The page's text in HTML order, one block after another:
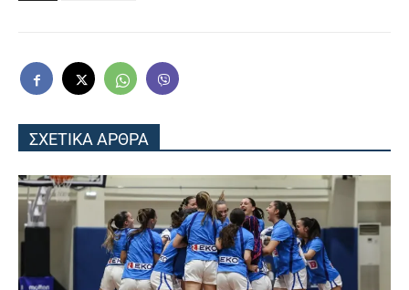
ΣΧΕΤΙΚΑ ΑΡΘΡΑ